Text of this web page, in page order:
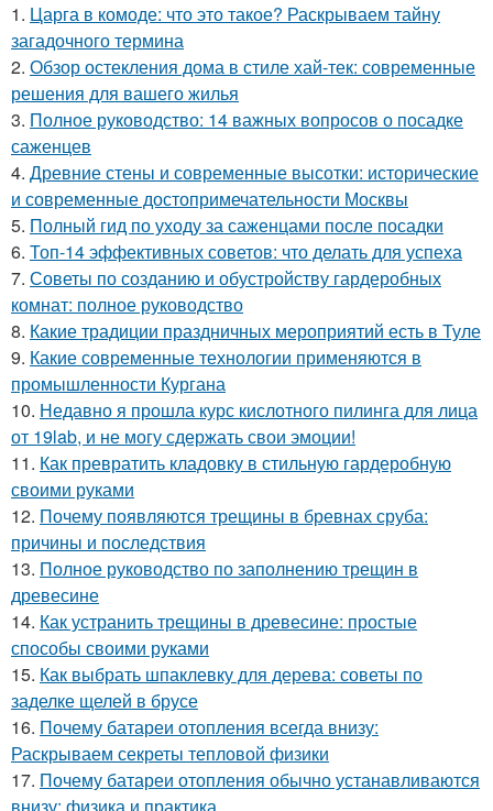
1. Царга в комоде: что это такое? Раскрываем тайну
загадочного термина
2. Обзор остекления дома в стиле хай-тек: современные
решения для вашего жилья
3. Полное руководство: 14 важных вопросов о посадке
саженцев
4. Древние стены и современные высотки: исторические
и современные достопримечательности Москвы
5. Полный гид по уходу за саженцами после посадки
6. Топ-14 эффективных советов: что делать для успеха
7. Советы по созданию и обустройству гардеробных
комнат: полное руководство
8. Какие традиции праздничных мероприятий есть в Туле
9. Какие современные технологии применяются в
промышленности Кургана
10. Недавно я прошла курс кислотного пилинга для лица
от 19lab, и не могу сдержать свои эмоции!
11. Как превратить кладовку в стильную гардеробную
своими руками
12. Почему появляются трещины в бревнах сруба:
причины и последствия
13. Полное руководство по заполнению трещин в
древесине
14. Как устранить трещины в древесине: простые
способы своими руками
15. Как выбрать шпаклевку для дерева: советы по
заделке щелей в брусе
16. Почему батареи отопления всегда внизу:
Раскрываем секреты тепловой физики
17. Почему батареи отопления обычно устанавливаются